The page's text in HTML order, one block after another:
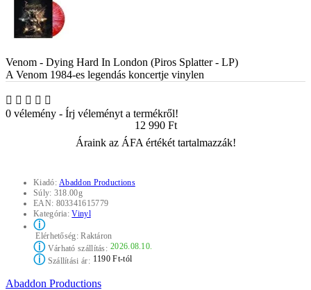
Venom - Dying Hard In London (Piros Splatter - LP)
A Venom 1984-es legendás koncertje vinylen
0 vélemény - Írj véleményt a termékről!
12 990 Ft
Áraink az ÁFA értékét tartalmazzák!
Kiadó:Abaddon Productions
Súly: 318.00g
EAN: 803341615779
Kategória:Vinyl
ⓘ
Elérhetőség:Raktáron
ⓘVárható szállítás: 2026.08.10.
ⓘSzállítási ár: 1190 Ft-tól
Abaddon Productions